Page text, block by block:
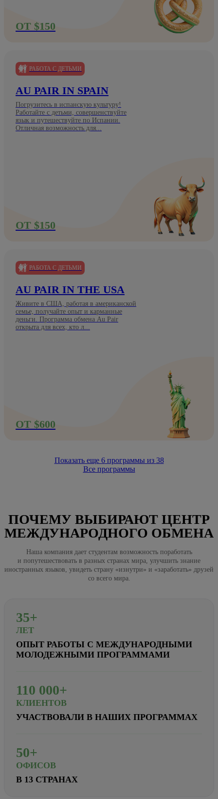
ОТ $150
РАБОТА С ДЕТЬМИ
AU PAIR IN SPAIN
Погрузитесь в испанскую культуру!
Работайте с детьми, совершенствуйте
язык и путешествуйте по Испании.
Отличная возможность для...
ОТ $150
РАБОТА С ДЕТЬМИ
AU PAIR IN THE USA
Живите в США, работая в американской
семье, получайте опыт и карманные
деньги. Программа обмена Au Pair
открыта для всех, кто л...
ОТ $600
Показать еще 6программы из 38
Все программы
ПОЧЕМУ ВЫБИРАЮТ ЦЕНТР
МЕЖДУНАРОДНОГО ОБМЕНА
Наша компания дает студентам возможность поработать
и попутешествовать в разных странах мира, улучшить знание
иностранных языков, увидеть страну «изнутри» и «заработать» друзей
со всего мира.
35+
ЛЕТ
ОПЫТ РАБОТЫ С МЕЖДУНАРОДНЫМИ
МОЛОДЕЖНЫМИ ПРОГРАММАМИ
110 000+
КЛИЕНТОВ
УЧАСТВОВАЛИ В НАШИХ ПРОГРАММАХ
50+
ОФИСОВ
В 13 СТРАНАХ